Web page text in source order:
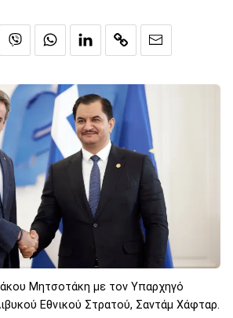
Μητσοτάκη με τον Υπαρχηγό
Εθνικού Στρατού, Σαντάμ Χάφταρ.